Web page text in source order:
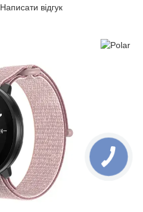
Написати відгук